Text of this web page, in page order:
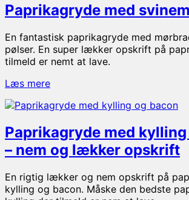
med
sprød
bacon
–
nem
hverdagsmad
Paprikagryde med
En fantastisk paprikagryde med
pølser. En super lækker opskrift på
tilmeld er nemt at lave.
Læs merePaprikagryde
svinemørbrad
Paprikagryde med
– nem og lækker opskrift
En rigtig lækker og nem opskrift på
kylling og bacon. Måske den bedste